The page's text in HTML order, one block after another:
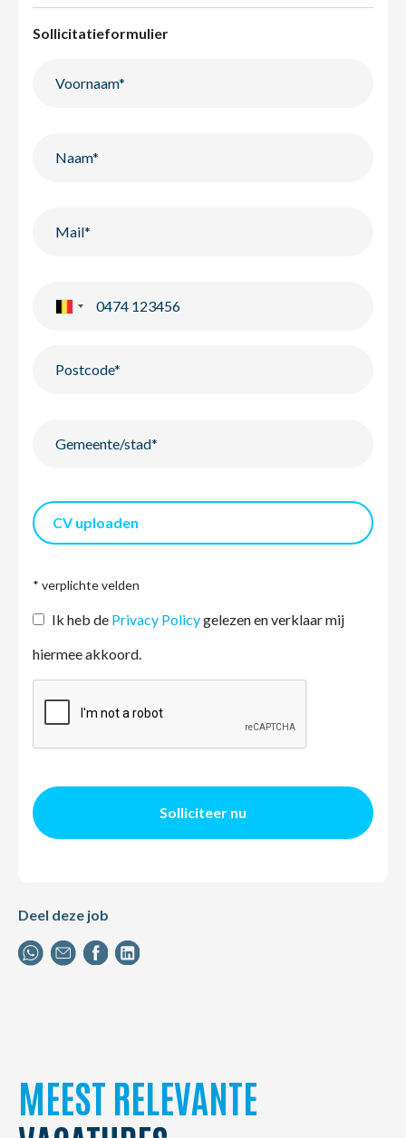
Sollicitatieformulier
CV uploaden
* verplichte velden
Ik heb de Privacy Policygelezen en verklaar mij
hiermee akkoord.
Solliciteer nu
Deel deze job
MEEST RELEVANTE